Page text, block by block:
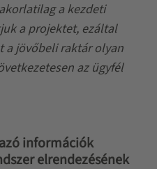
a kezdeti
a projektet, ezáltal
a jövőbeli raktár olyan
az ügyfél
információk
elrendezésének